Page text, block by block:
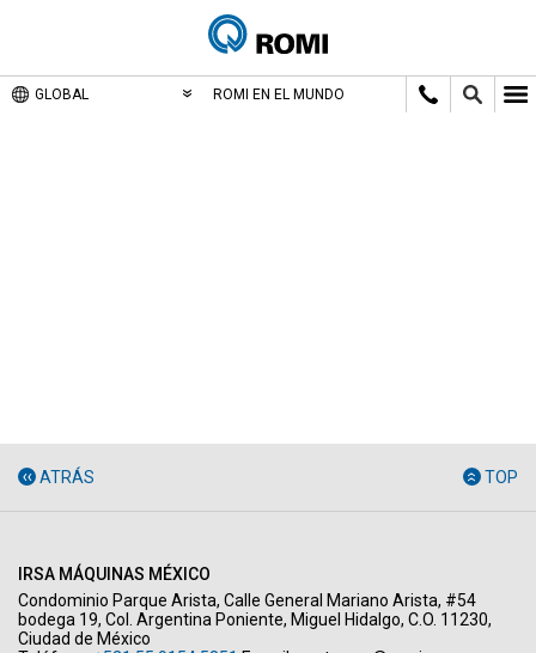
GLOBAL ROMI EN EL MUNDO
ATRÁS TOP
IRSA MÁQUINAS MÉXICO
Condominio Parque Arista, Calle General Mariano Arista, #54
bodega 19, Col. Argentina Poniente, Miguel Hidalgo, C.O. 11230,
Ciudad de México